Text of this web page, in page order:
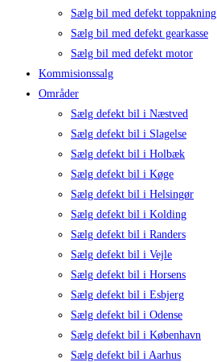
Sælg bil med defekt toppakning
Sælg bil med defekt gearkasse
Sælg bil med defekt motor
Kommisionssalg
Områder
Sælg defekt bil i Næstved
Sælg defekt bil i Slagelse
Sælg defekt bil i Holbæk
Sælg defekt bil i Køge
Sælg defekt bil i Helsingør
Sælg defekt bil i Kolding
Sælg defekt bil i Randers
Sælg defekt bil i Vejle
Sælg defekt bil i Horsens
Sælg defekt bil i Esbjerg
Sælg defekt bil i Odense
Sælg defekt bil i København
Sælg defekt bil i Aarhus